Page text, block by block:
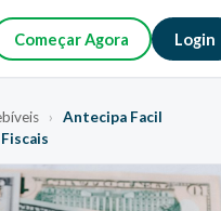
Começar Agora Login
›
Antecipa Facil